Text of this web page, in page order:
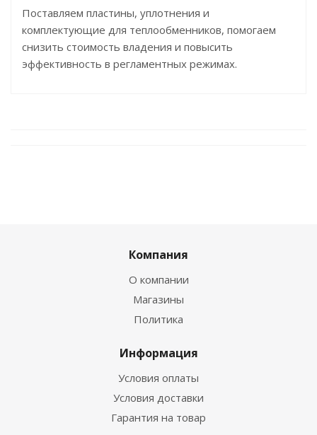
Поставляем пластины, уплотнения и
комплектующие для теплообменников, помогаем
снизить стоимость владения и повысить
эффективность в регламентных режимах.
Компания
О компании
Магазины
Политика
Информация
Условия оплаты
Условия доставки
Гарантия на товар